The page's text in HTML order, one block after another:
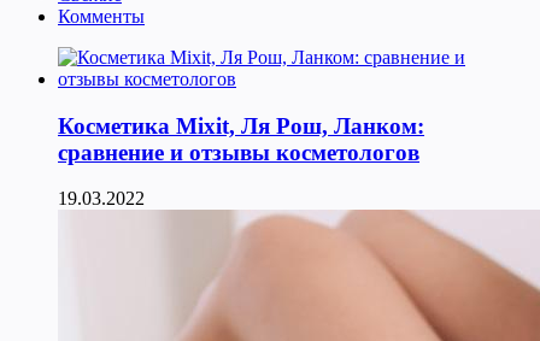
Комменты
Косметика Мixit, Ля Рош, Ланком:
сравнение и отзывы косметологов
19.03.2022